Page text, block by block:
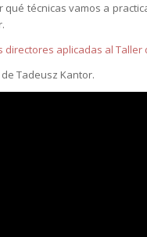
qué técnicas vamos a
directores aplicadas al Taller
Tadeusz Kantor.